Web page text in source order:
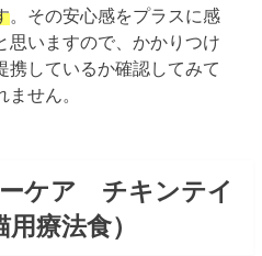
。その安心感をプラスに感
思いますので、かかりつけ
携しているか確認してみて
ません。
ケア チキンテイ
療法食）